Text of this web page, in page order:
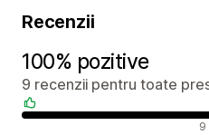
Recenzii
100% pozitive
9 recenzii pentru toate
Recenzii pozitive 9